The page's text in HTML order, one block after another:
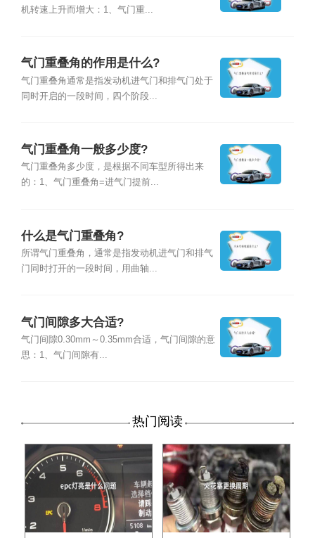
机转速上升而增大：1、气门重...
气门重叠角的作用是什么?
气门重叠角通常是指发动机进气门和排气门处于
同时开启的一段时间，四个阶段...
气门重叠角一般多少度?
气门重叠角多少度，是根据不同车型所得出来
的：1、气门重叠角=进气门提前...
什么是气门重叠角?
所谓气门重叠角，通常是指发动机进气门和排气
门同时打开的一段时间，用曲轴...
气门间隙多大合适?
气门间隙0.30mm～0.35mm合适，气门间隙的意
思：1、气门间隙有...
热门阅读